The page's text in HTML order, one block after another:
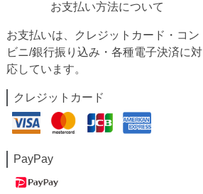
お支払い方法について
お支払いは、クレジットカード・コン
ビニ/銀行振り込み・各種電子決済に対
応しています。
クレジットカード
PayPay